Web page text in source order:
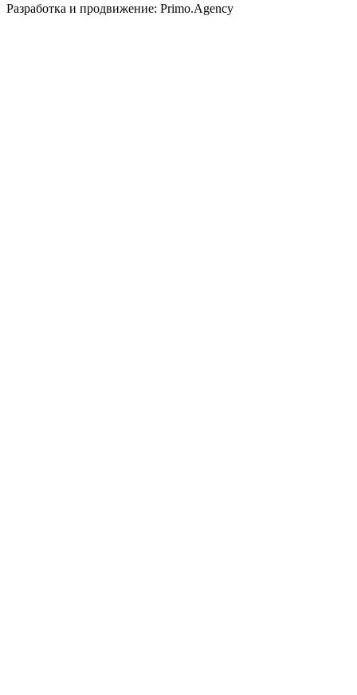
Разработка и продвижение: Primo.Agency